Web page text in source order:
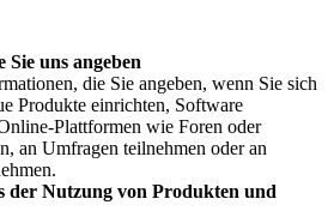
uns angeben
die Sie angeben, wenn Sie sich
Produkte einrichten, Software
Plattformen wie Foren oder
an Umfragen teilnehmen oder an
der Nutzung von Produkten und